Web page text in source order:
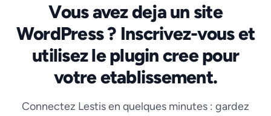
Vous avez deja un site
WordPress ? Inscrivez-vous et
utilisez le plugin cree pour
votre etablissement.
Connectez Lestis en quelques minutes : gardez